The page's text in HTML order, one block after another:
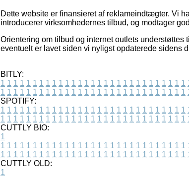
Dette website er finansieret af reklameindtægter. Vi
introducerer virksomhedernes tilbud, og modtager
Orientering om tilbud og internet outlets
eventuelt er lavet siden vi nyligst opdaterede sidens
BITLY:
1 1 1 1 1 1 1 1 1 1 1 1 1 1 1 1 1 1 1 1 1 1 1 1 1 1 1 1 1
1 1 1 1 1 1 1 1 1 1 1 1 1 1 1 1 1 1 1 1 1 1 1 1 1 1 1 1 1
SPOTIFY:
1 1 1 1 1 1 1 1 1 1 1 1 1 1 1 1 1 1 1 1 1 1 1 1 1 1 1 1 1
1 1 1 1 1 1 1 1 1 1 1 1 1 1 1 1 1 1 1 1 1 1 1 1 1 1 1 1 1
CUTTLY BIO:
1
1 1 1 1 1 1 1 1 1 1 1 1 1 1 1 1 1 1 1 1 1 1 1 1 1 1 1 1 1
1 1 1 1 1 1 1 1 1 1 1 1 1 1 1 1 1 1 1 1 1 1 1 1 1 1 1 1 1
CUTTLY OLD:
1